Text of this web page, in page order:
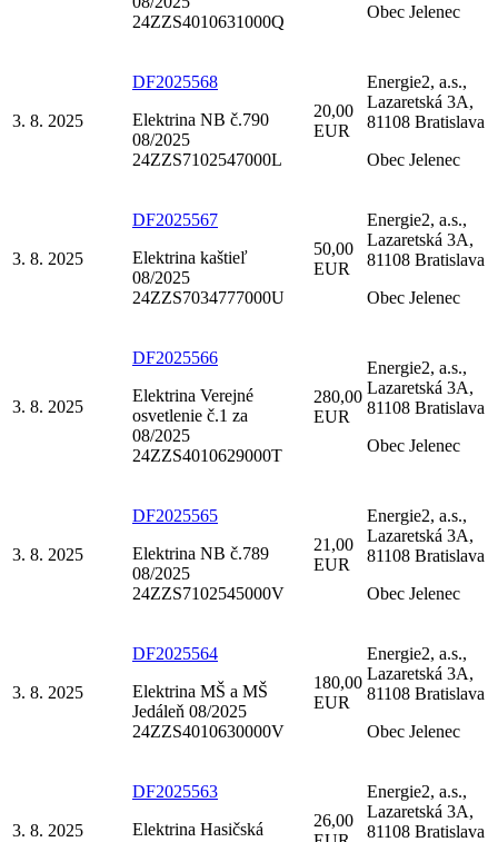
24ZZS4010631000Q
Obec Jelenec
3. 8. 2025
DF2025568
Elektrina NB č.790
08/2025
24ZZS7102547000L
20,00
EUR
Energie2, a.s.,
Lazaretská 3A,
81108 Bratislava
Obec Jelenec
3. 8. 2025
DF2025567
Elektrina kaštieľ
08/2025
24ZZS7034777000U
50,00
EUR
Energie2, a.s.,
Lazaretská 3A,
81108 Bratislava
Obec Jelenec
3. 8. 2025
DF2025566
Elektrina Verejné
osvetlenie č.1 za
08/2025
24ZZS4010629000T
280,00
EUR
Energie2, a.s.,
Lazaretská 3A,
81108 Bratislava
Obec Jelenec
3. 8. 2025
DF2025565
Elektrina NB č.789
08/2025
24ZZS7102545000V
21,00
EUR
Energie2, a.s.,
Lazaretská 3A,
81108 Bratislava
Obec Jelenec
3. 8. 2025
DF2025564
Elektrina MŠ a MŠ
Jedáleň 08/2025
24ZZS4010630000V
180,00
EUR
Energie2, a.s.,
Lazaretská 3A,
81108 Bratislava
Obec Jelenec
3. 8. 2025
DF2025563
Elektrina Hasičská
26,00
Energie2, a.s.,
Lazaretská 3A,
81108 Bratislava